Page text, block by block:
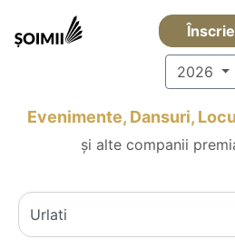
2026
Evenimente, Dansuri,
și alte companii